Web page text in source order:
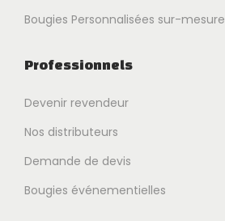
Bougies Personnalisées sur-mesure
Professionnels
Devenir revendeur
Nos distributeurs
Demande de devis
Bougies événementielles